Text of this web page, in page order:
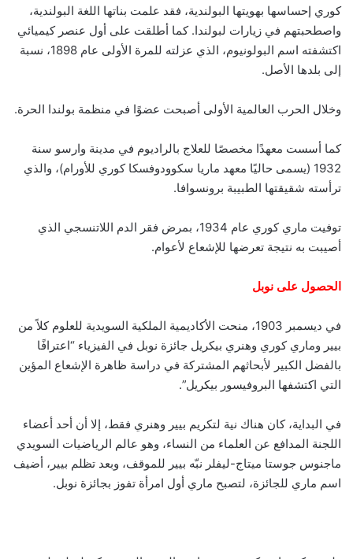
كوري إحساسها بهويتها البولندية، فقد علمت بناتها اللغة البولندية،
واصطحبتهم في زيارات لبولندا. كما أطلقت على أول عنصر كيميائي
اكتشفته اسم البولونيوم، الذي عزلته للمرة الأولى عام 1898، نسبة
إلى بلدها الأصل.
وخلال الحرب العالمية الأولى أصبحت عضوًا في منظمة بولندا الحرة.
كما أسست معهدًا مخصصًا للعلاج بالراديوم في مدينة وارسو سنة
1932 (يسمى حاليًا معهد ماريا سكوودوفسكا كوري للأورام)، والذي
ترأسته شقيقتها الطبيبة برونسوافا.
توفيت ماري كوري عام 1934، بمرض فقر الدم اللاتنسجي الذي
أصيبت به نتيجة تعرضها للإشعاع لأعوام.
الحصول على نوبل
في ديسمبر 1903، منحت الأكاديمية الملكية السويدية للعلوم كلاً من
بيير وماري كوري وهنري بيكريل جائزة نوبل في الفيزياء “اعترافًا
بالفضل الكبير لأبحاثهم المشتركة في دراسة ظاهرة الإشعاع المؤين
التي اكتشفها البروفيسور بيكريل”.
في البداية، كان هناك نية لتكريم بيير وهنري فقط، إلا أن أحد أعضاء
اللجنة المدافع عن العلماء من النساء، وهو عالم الرياضيات السويدي
ماجنوس جوستا ميتاج-ليفلر نبّه بيير للموقف، وبعد تظلم بيير، أضيف
اسم ماري للجائزة، لتصبح ماري أول امرأة تفوز بجائزة نوبل.